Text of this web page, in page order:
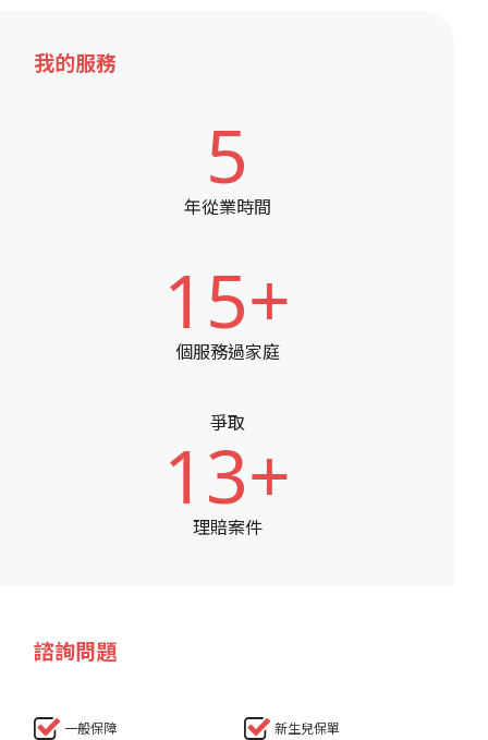
我的服務
5
年從業時間
15+
個服務過家庭
爭取
13+
理賠案件
諮詢問題
一般保障
新生兒保單